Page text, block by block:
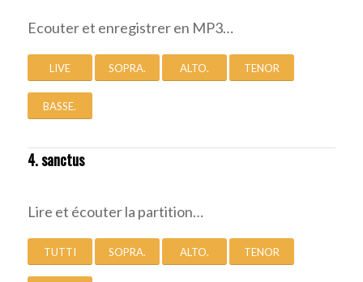
Ecouter et enregistrer en MP3…
LIVE SOPRA. ALTO. TENOR
BASSE.
4. sanctus
Lire et écouter la partition…
TUTTI SOPRA. ALTO. TENOR